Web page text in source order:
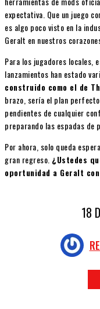
expectativa. Que un juego
es algo poco visto en la
Geralt en nuestros
Para los jugadores locales,
lanzamientos han estado
construido como el de
brazo, sería el plan
pendientes de cualquier
preparando las espadas de
Por ahora, solo queda
gran regreso. ¿Ustedes
oportunidad a Geralt
18